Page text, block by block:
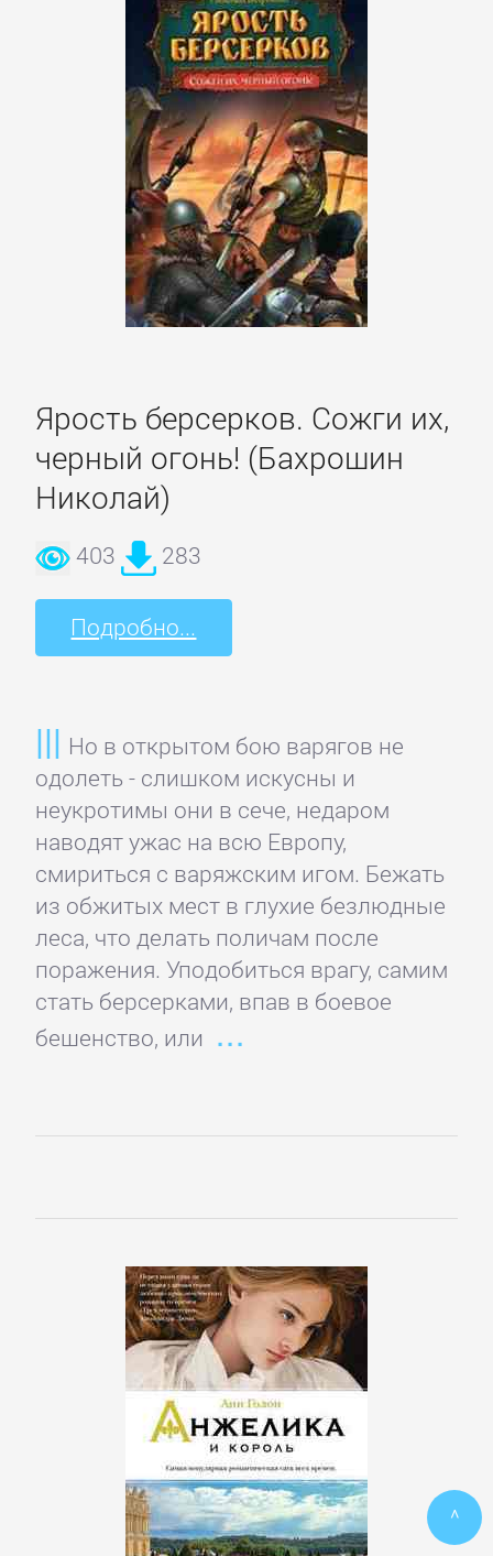
Ярость берсерков. Сожги их,
черный огонь! (Бахрошин
Николай)
403 283
Подробно...
Но в открытом бою варягов не
одолеть - слишком искусны и
неукротимы они в сече, недаром
наводят ужас на всю Европу,
смириться с варяжским игом. Бежать
из обжитых мест в глухие безлюдные
леса, что делать поличам после
поражения. Уподобиться врагу, самим
стать берсерками, впав в боевое
бешенство, или
образовательная
литература
Социология
Техническая
литература
Философия
Юриспруденция,
право
Языкознание
ПОВЕСТИ
РАССКАЗЫ
Очерки
Повести
Рассказы
Эссе
И
Зарубежная
драматургия
Зарубежные
^